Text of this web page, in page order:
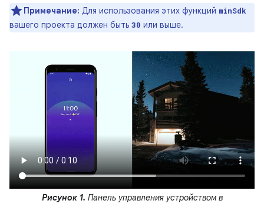
Примечание: Для использования этих функций minSdk
вашего проекта должен быть 30 или выше.
Рисунок 1. Панель управления устройством в